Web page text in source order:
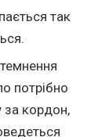
так
потрібно
за кордон,